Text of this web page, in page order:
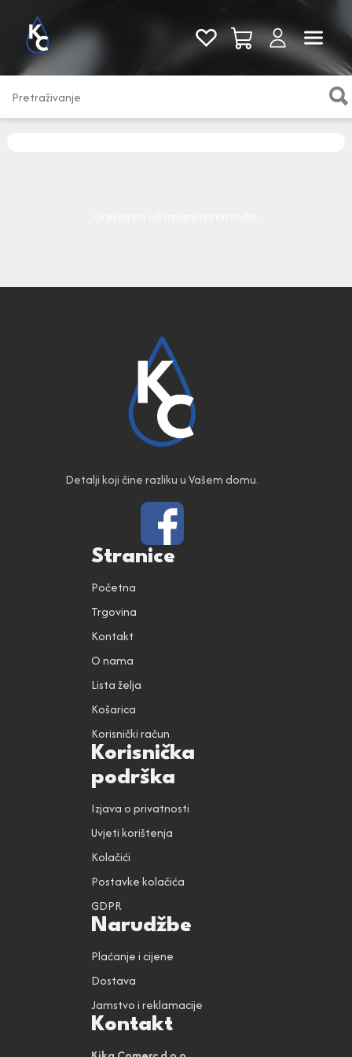
Pogledaj sve
Detalji koji čine razliku u Vašem domu.
Stranice
Početna
Trgovina
Kontakt
O nama
Lista želja
Košarica
Korisnički račun
Korisnička
podrška
Izjava o privatnosti
Uvjeti korištenja
Kolačići
Postavke kolačića
GDPR
Narudžbe
Plaćanje i cijene
Dostava
Jamstvo i reklamacije
Kontakt